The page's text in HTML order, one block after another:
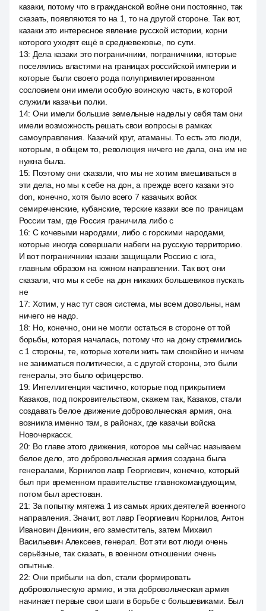
казаки, потому что в гражданской войне они постоянно, так
сказать, появляются то на 1, то на другой стороне. Так вот,
казаки это интересное явление русской истории, корни
которого уходят ещё в средневековье, по сути.
13: Дела казаки это пограничники, пограничники, которые
поселялись властями на границах российской империи и
которые были своего рода полупривилегированном
сословием они имели особую воинскую часть, в которой
служили казачьи полки.
14: Они имели большие земельные наделы у себя там они
имели возможность решать свои вопросы в рамках
самоуправления. Казачий круг, атаманы. То есть это люди,
которым, в общем то, революция ничего не дала, она им не
нужна была.
15: Поэтому они сказали, что мы не хотим вмешиваться в
эти дела, но мы к себе на дон, а прежде всего казаки это
don, конечно, хотя было всего 7 казачьих войск
семиреченские, кубанские, терские казаки все по границам
России там, где Россия граничила либо с
16: С кочевыми народами, либо с горскими народами,
которые иногда совершали набеги на русскую территорию.
И вот пограничники казаки защищали Россию с юга,
главным образом на южном направлении. Так вот, они
сказали, что мы к себе на дон никаких большевиков пускать
не
17: Хотим, у нас тут своя система, мы всем довольны, нам
ничего не надо.
18: Но, конечно, они не могли остаться в стороне от той
борьбы, которая началась, потому что на дону стремились
с 1 стороны, те, которые хотели жить там спокойно и ничем
не заниматься политически, а с другой стороны, это были
генералы, это было офицерство.
19: Интеллигенция частично, которые под прикрытием
Казаков, под покровительством, скажем так, Казаков, стали
создавать белое движение добровольческая армия, она
возникла именно там, в районах, где казачьи войска
Новочеркасск.
20: Во главе этого движения, которое мы сейчас называем
белое дело, это добровольческая армия создана была
генералами, Корнилов лавр Георгиевич, конечно, который
был при временном правительстве главнокомандующим,
потом был арестован.
21: За попытку мятежа 1 из самых ярких деятелей военного
направления. Значит, вот лавр Георгиевич Корнилов, Антон
Иванович Деникин, его заместитель, затем Михаил
Васильевич Алексеев, генерал. Вот эти вот люди очень
серьёзные, так сказать, в военном отношении очень
опытные.
22: Они прибыли на don, стали формировать
добровольческую армию, и эта добровольческая армия
начинает первые свои шаги в борьбе с большевиками. Был